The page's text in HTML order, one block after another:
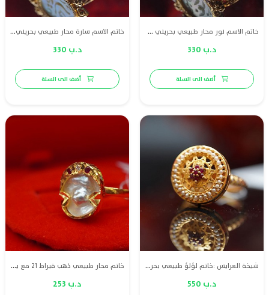
خاتم الاسم نور محار طبيعي بحريني مع ذهب عيار 21 والماس وياقوت
د.ب 330
أضف الى السلة
خاتم الاسم سارة محار طبيعي بحريني مع ذهب عيار 21 والماس وياقوت
د.ب 330
أضف الى السلة
شيخة العرايس :خاتم لؤلؤ طبيعي بحريني مع ذهب عيار 21 والماس وياقوت
د.ب 550
خاتم محار طبيعي ذهب قيراط 21 مع ياقوت والماس
د.ب 253